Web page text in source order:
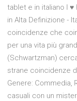
tablet e in italiano I ♥
in Alta Definizione -
coincidenze che
per una vita più
(Schwartzman)
strane coincidenze
Genere: Commedia,
casuali con un